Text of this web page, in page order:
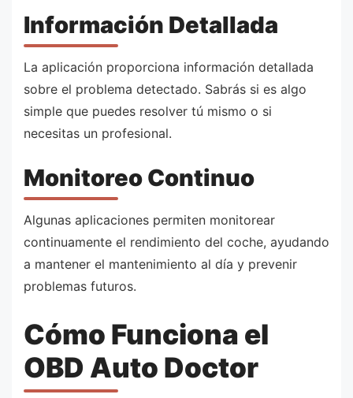
Información Detallada
La aplicación proporciona información detallada
sobre el problema detectado. Sabrás si es algo
simple que puedes resolver tú mismo o si
necesitas un profesional.
Monitoreo Continuo
Algunas aplicaciones permiten monitorear
continuamente el rendimiento del coche, ayudando
a mantener el mantenimiento al día y prevenir
problemas futuros.
Cómo Funciona el
OBD Auto Doctor